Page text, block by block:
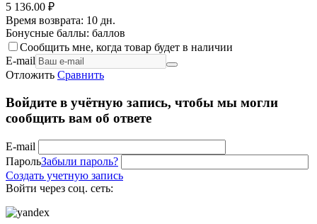
5 136.00 ₽
Время возврата: 10 дн.
Бонусные баллы: баллов
Сообщить мне, когда товар будет в наличии
E-mail
Отложить Сравнить
Войдите в учётную запись, чтобы мы могли
сообщить вам об ответе
E-mail
ПарольЗабыли пароль?
Создать учетную запись
Войти через соц. сеть: